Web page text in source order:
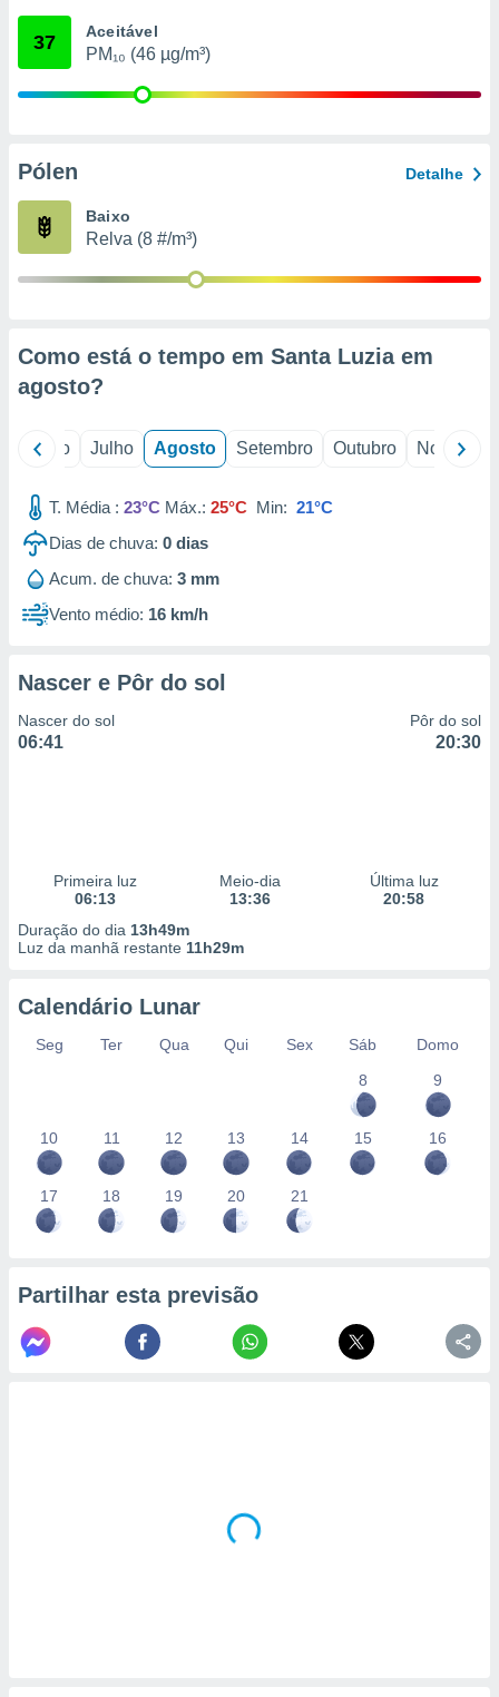
através
estudos
1199
37 Aceitável
PM₁₀ (46 µg/m³)
Pólen Detalhe
Baixo
Relva (8 #/m³)
Como está o tempo em Santa Luzia em
agosto?
Junho Julho Agosto Setembro Outubro Novembro
T. Média : 23°C Máx.: 25°C Min: 21°C
Dias de chuva: 0 dias
Acum. de chuva: 3 mm
Vento médio: 16 km/h
Nascer e Pôr do sol
Nascer do sol
06:41
Pôr do sol
20:30
Primeira luz
06:13
Meio-dia
13:36
Última luz
20:58
Duração do dia 13h49m
Luz da manhã restante 11h29m
Calendário Lunar
Seg Ter Qua Qui Sex Sáb
Domo
8
9
10 11 12 13 14 15 16
17 18 19 20 21
Partilhar esta previsão